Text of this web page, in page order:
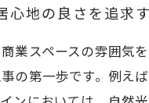
あ
心地の良さを追求
業スペースの雰囲気
の第一歩です。例え